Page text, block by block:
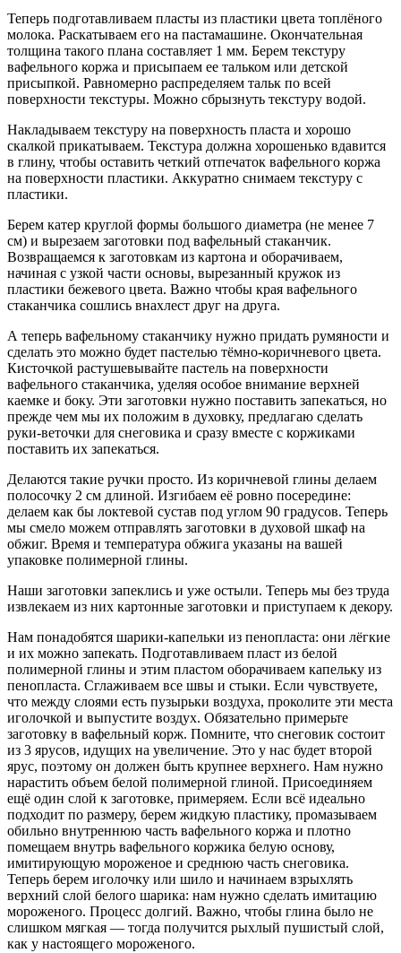
Теперь подготавливаем пласты из пластики цвета топлёного
молока. Раскатываем его на пастамашине. Окончательная
толщина такого плана составляет 1 мм. Берем текстуру
вафельного коржа и присыпаем ее тальком или детской
присыпкой. Равномерно распределяем тальк по всей
поверхности текстуры. Можно сбрызнуть текстуру водой.
Накладываем текстуру на поверхность пласта и хорошо
скалкой прикатываем. Текстура должна хорошенько вдавится
в глину, чтобы оставить четкий отпечаток вафельного коржа
на поверхности пластики. Аккуратно снимаем текстуру с
пластики.
Берем катер круглой формы большого диаметра (не менее 7
см) и вырезаем заготовки под вафельный стаканчик.
Возвращаемся к заготовкам из картона и оборачиваем,
начиная с узкой части основы, вырезанный кружок из
пластики бежевого цвета. Важно чтобы края вафельного
стаканчика сошлись внахлест друг на друга.
А теперь вафельному стаканчику нужно придать румяности и
сделать это можно будет пастелью тёмно-коричневого цвета.
Кисточкой растушевывайте пастель на поверхности
вафельного стаканчика, уделяя особое внимание верхней
каемке и боку. Эти заготовки нужно поставить запекаться, но
прежде чем мы их положим в духовку, предлагаю сделать
руки-веточки для снеговика и сразу вместе с коржиками
поставить их запекаться.
Делаются такие ручки просто. Из коричневой глины делаем
полосочку 2 см длиной. Изгибаем её ровно посередине:
делаем как бы локтевой сустав под углом 90 градусов. Теперь
мы смело можем отправлять заготовки в духовой шкаф на
обжиг. Время и температура обжига указаны на вашей
упаковке полимерной глины.
Наши заготовки запеклись и уже остыли. Теперь мы без труда
извлекаем из них картонные заготовки и приступаем к декору.
Нам понадобятся шарики-капельки из пенопласта: они лёгкие
и их можно запекать. Подготавливаем пласт из белой
полимерной глины и этим пластом оборачиваем капельку из
пенопласта. Сглаживаем все швы и стыки. Если чувствуете,
что между слоями есть пузырьки воздуха, проколите эти места
иголочкой и выпустите воздух. Обязательно примерьте
заготовку в вафельный корж. Помните, что снеговик состоит
из 3 ярусов, идущих на увеличение. Это у нас будет второй
ярус, поэтому он должен быть крупнее верхнего. Нам нужно
нарастить объем белой полимерной глиной. Присоединяем
ещё один слой к заготовке, примеряем. Если всё идеально
подходит по размеру, берем жидкую пластику, промазываем
обильно внутреннюю часть вафельного коржа и плотно
помещаем внутрь вафельного коржика белую основу,
имитирующую мороженое и среднюю часть снеговика.
Теперь берем иголочку или шило и начинаем взрыхлять
верхний слой белого шарика: нам нужно сделать имитацию
мороженого. Процесс долгий. Важно, чтобы глина было не
слишком мягкая — тогда получится рыхлый пушистый слой,
как у настоящего мороженого.